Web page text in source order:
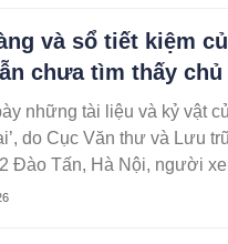
và sổ tiết kiệm
chưa tìm thấy chủ
những tài liệu và kỷ vật
do Cục Văn thư và Lưu
Đào Tấn, Hà Nội, người